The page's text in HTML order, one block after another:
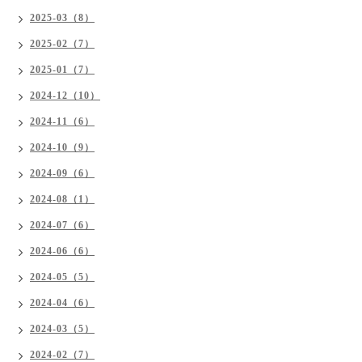
2025-03（8）
2025-02（7）
2025-01（7）
2024-12（10）
2024-11（6）
2024-10（9）
2024-09（6）
2024-08（1）
2024-07（6）
2024-06（6）
2024-05（5）
2024-04（6）
2024-03（5）
2024-02（7）